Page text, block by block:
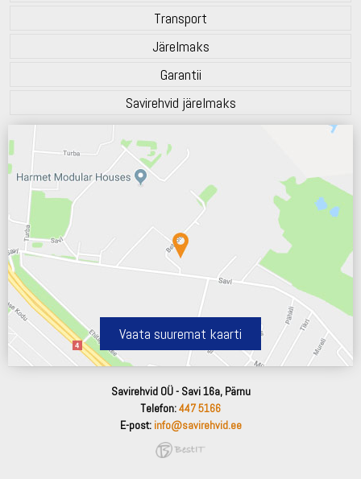
Transport
Järelmaks
Garantii
Savirehvid järelmaks
Vaata suuremat kaarti
Savirehvid OÜ - Savi 16a, Pärnu
Telefon:447 5166
E-post: info@savirehvid.ee